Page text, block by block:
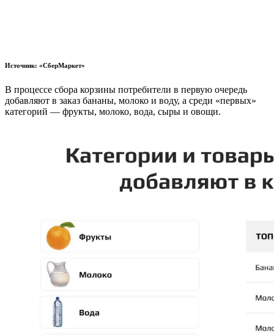
Источник: «СберМаркет»
В процессе сбора корзины потребители в первую очередь
добавляют в заказ бананы, молоко и воду, а среди «первых»
категорий — фрукты, молоко, вода, сыры и овощи.